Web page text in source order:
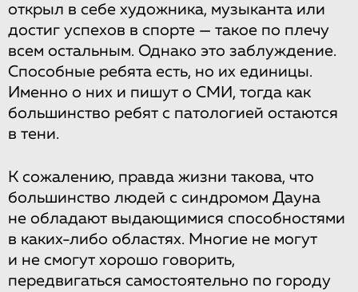
открыл в себе художника, музыканта или
достиг успехов в спорте — такое по плечу
всем остальным. Однако это заблуждение.
Способные ребята есть, но их единицы.
Именно о них и пишут о СМИ, тогда как
большинство ребят с патологией остаются
в тени.
К сожалению, правда жизни такова, что
большинство людей с синдромом Дауна
не обладают выдающимися способностями
в каких-либо областях. Многие не могут
и не смогут хорошо говорить,
передвигаться самостоятельно по городу